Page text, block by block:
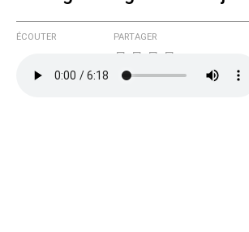
ÉCOUTER PARTAGER